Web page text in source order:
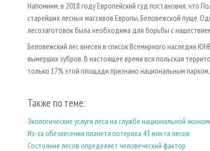
Напомним, в 2018 году Европейский суд постановил, что
старейших лесных массивов Европы, Беловежской пуще.
лесозаготовок была необходима для борьбы с
Беловежский лес внесен в список Всемирного наследия
вымерших зубров. В настоящее время вся польская
только 17% этой площади признано национальным
Также по теме:
Экологические услуги леса на службе национальной
Из-за обезлесения планета потеряла 43 млн га лесов
Состояние лесов определяет человеческий фактор